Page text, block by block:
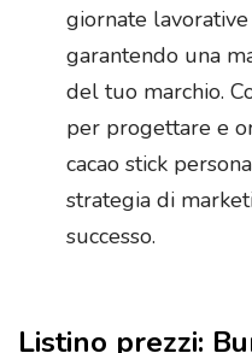
giornate
garantendo una
del tuo marchio.
per progettare e
cacao stick
strategia di
successo.
Listino prezzi: